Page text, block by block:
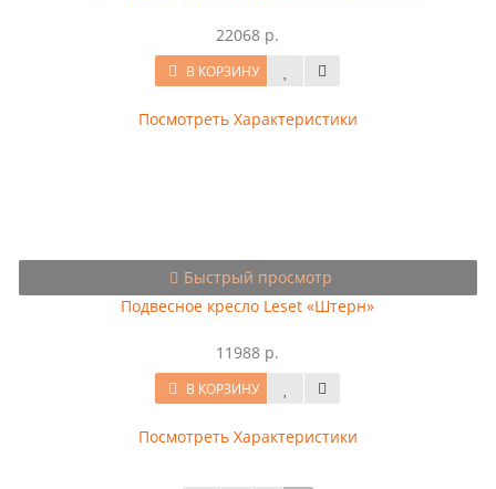
22068 р.
В КОРЗИНУ
Посмотреть Характеристики
Быстрый просмотр
Подвесное кресло Leset «Штерн»
11988 р.
В КОРЗИНУ
Посмотреть Характеристики